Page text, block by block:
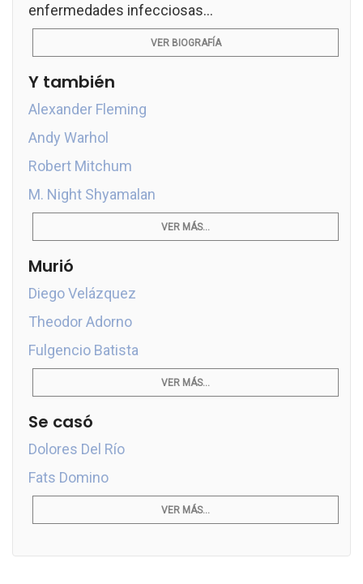
enfermedades infecciosas...
VER BIOGRAFÍA
Y también
Alexander Fleming
Andy Warhol
Robert Mitchum
M. Night Shyamalan
VER MÁS...
Murió
Diego Velázquez
Theodor Adorno
Fulgencio Batista
VER MÁS...
Se casó
Dolores Del Río
Fats Domino
VER MÁS...